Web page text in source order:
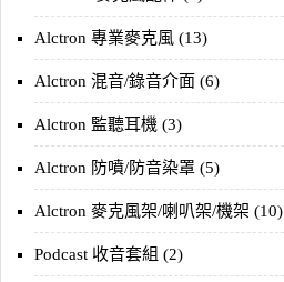
Alctron 專業麥克風 (13)
Alctron 混音/錄音介面 (6)
Alctron 監聽耳機 (3)
Alctron 防噴/防音染罩 (5)
Alctron 麥克風架/喇叭架/機架 (10)
Podcast 收音套組 (2)